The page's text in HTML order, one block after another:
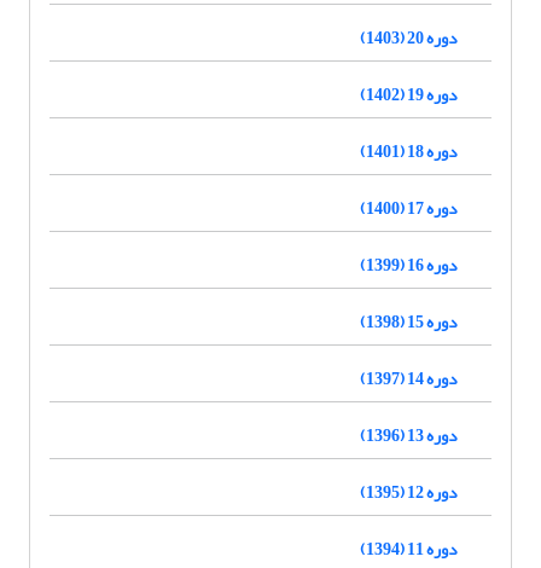
دوره 20 (1403)
دوره 19 (1402)
دوره 18 (1401)
دوره 17 (1400)
دوره 16 (1399)
دوره 15 (1398)
دوره 14 (1397)
دوره 13 (1396)
دوره 12 (1395)
دوره 11 (1394)